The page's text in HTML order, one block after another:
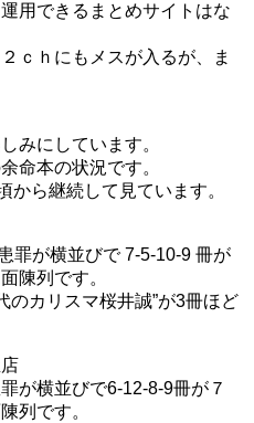
用できるまとめサイトはな
ｃｈにもメスが入るが、ま
みにしています。
命本の状況です。
から継続して見ています。
が横並びで 7-5-10-9 冊が
陳列です。
カリスマ桜井誠”が3冊ほど
が横並びで6-12-8-9冊が７
列です。